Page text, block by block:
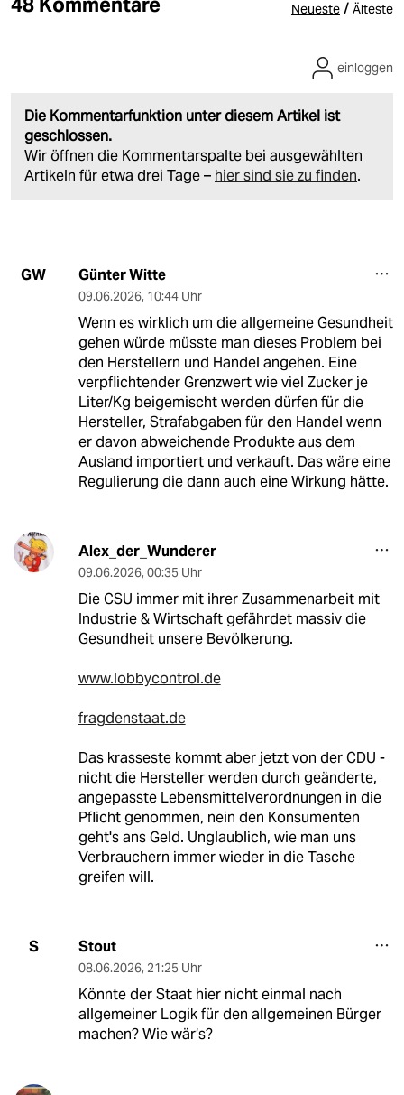
Neueste / Älteste
Die Kommentarfunktion unter diesem Artikel ist
geschlossen.
Wir öffnen die Kommentarspalte bei ausgewählten
Artikeln für etwa drei Tage – hier sind sie zu finden.
einloggen
GW Günter Witte
09.06.2026, 10:44 Uhr
Wenn es wirklich um die allgemeine Gesundheit
gehen würde müsste man dieses Problem bei
den Herstellern und Handel angehen. Eine
verpflichtender Grenzwert wie viel Zucker je
Liter/Kg beigemischt werden dürfen für die
Hersteller, Strafabgaben für den Handel wenn
er davon abweichende Produkte aus dem
Ausland importiert und verkauft. Das wäre eine
Regulierung die dann auch eine Wirkung hätte.
Alex_der_Wunderer
09.06.2026, 00:35 Uhr
Die CSU immer mit ihrer Zusammenarbeit mit
Industrie & Wirtschaft gefährdet massiv die
Gesundheit unsere Bevölkerung.
www.lobbycontrol.de
fragdenstaat.de
Das krasseste kommt aber jetzt von der CDU -
nicht die Hersteller werden durch geänderte,
angepasste Lebensmittelverordnungen in die
Pflicht genommen, nein den Konsumenten
geht's ans Geld. Unglaublich, wie man uns
Verbrauchern immer wieder in die Tasche
greifen will.
S Stout
08.06.2026, 21:25 Uhr
Könnte der Staat hier nicht einmal nach
allgemeiner Logik für den allgemeinen Bürger
machen? Wie wär‘s?